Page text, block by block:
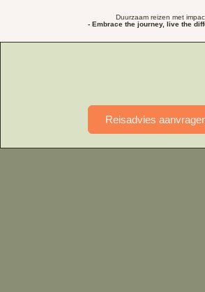
Duurzaam reizen met
- Embrace the journey, live the
Reisadvies